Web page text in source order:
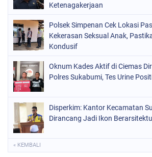
Ketenagakerjaan
Polsek Simpenan Cek Lokasi
Kekerasan Seksual Anak,
Kondusif
Oknum Kades Aktif di Ciemas
Polres Sukabumi, Tes Urine
Disperkim: Kantor Kecamatan
Dirancang Jadi Ikon
« KEMBALI